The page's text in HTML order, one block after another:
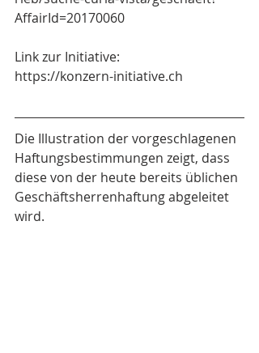
AffairId=20170060
Link zur Initiative:
https://konzern-initiative.ch
Die Illustration der vorgeschlagenen
Haftungsbestimmungen zeigt, dass
diese von der heute bereits üblichen
Geschäftsherrenhaftung abgeleitet
wird.